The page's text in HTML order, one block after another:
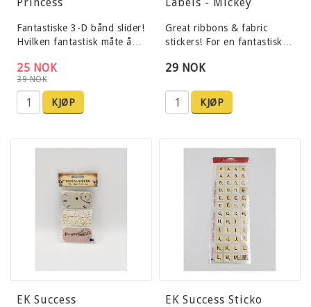
Fantastiske 3-D bånd slider!
Hvilken fantastisk måte å…
39 NOK
25 NOK
KJØP
Great ribbons & fabric
stickers! For en fantastisk…
29 NOK
KJØP
EK Success
EK Success Sticko